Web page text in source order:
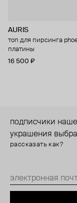
AURIS
топ для пирсинга
платины
16 500 ₽
подписчики
украшения
рассказать как?